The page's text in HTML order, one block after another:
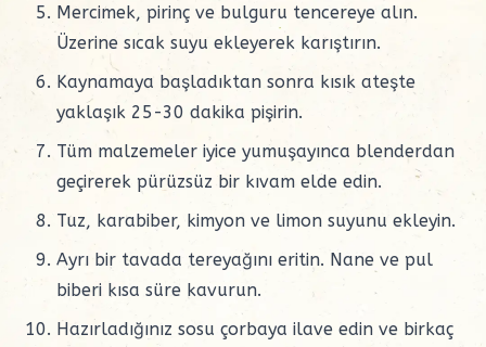
Mercimek, pirinç ve bulguru tencereye alın.
Üzerine sıcak suyu ekleyerek karıştırın.
Kaynamaya başladıktan sonra kısık ateşte
yaklaşık 25-30 dakika pişirin.
Tüm malzemeler iyice yumuşayınca blenderdan
geçirerek pürüzsüz bir kıvam elde edin.
Tuz, karabiber, kimyon ve limon suyunu ekleyin.
Ayrı bir tavada tereyağını eritin. Nane ve pul
biberi kısa süre kavurun.
Hazırladığınız sosu çorbaya ilave edin ve birkaç